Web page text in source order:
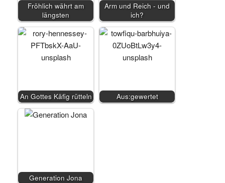
Fröhlich währt am
längsten
Arm und Reich - und
ich?
An Gottes Käfig rütteln Aus:gewertet
Generation Jona